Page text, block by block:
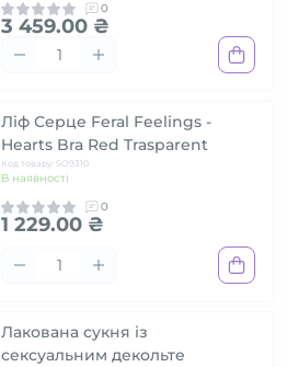
0
3 459.00 ₴
Ліф Серце Feral Feelings -
Hearts Bra Red Trasparent
Код товару: SO9310
В наявності
0
1 229.00 ₴
Лакована сукня із
сексуальним декольте